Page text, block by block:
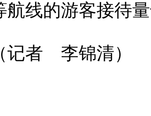
航线的游客接待
者 李锦清）